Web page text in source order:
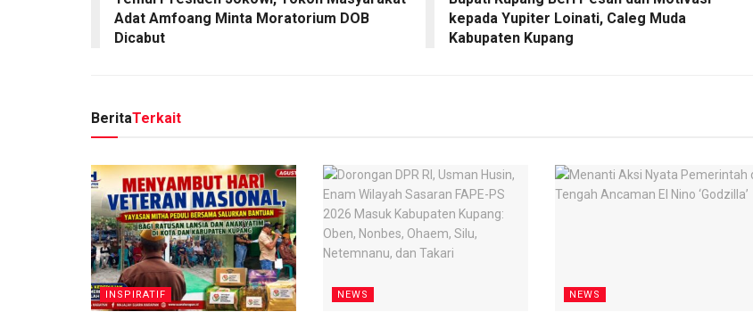
Adat Amfoang Minta Moratorium DOB
Dicabut
kepada Yupiter Loinati, Caleg Muda
Kabupaten Kupang
BeritaTerkait
INSPIRATIF NEWS NEWS